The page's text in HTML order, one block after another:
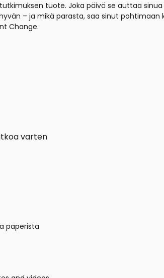
tuote. Joka päivä se auttaa
– ja mikä parasta, saa sinut pohtimaan
Change.
varten
paperista